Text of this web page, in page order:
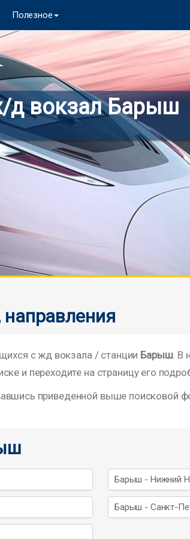
Полезное
д вокзал Барыш
с жд вокзала / станции Барыш. В
и переходите на страницу его
приведенной выше поисковой
Барыш - Нижний
Барыш - Санкт-